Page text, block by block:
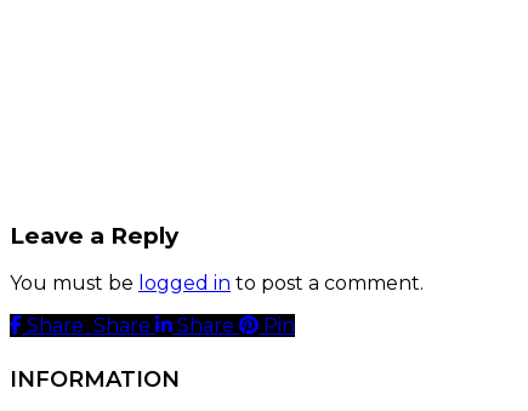
Leave a Reply
You must be logged in to post a comment.
Share
Share Share Share Pin
INFORMATION